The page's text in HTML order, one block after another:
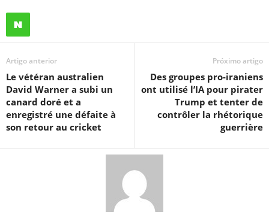
Artigo anterior
Le vétéran australien
David Warner a subi un
canard doré et a
enregistré une défaite à
son retour au cricket
Próximo artigo
Des groupes pro-iraniens
ont utilisé l’IA pour pirater
Trump et tenter de
contrôler la rhétorique
guerrière